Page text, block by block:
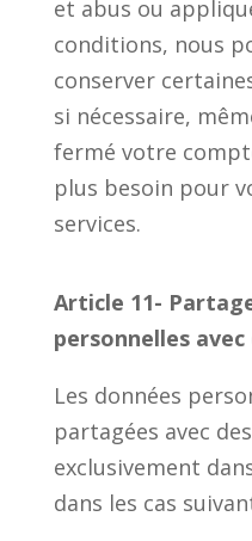
et abus ou
conditions, nous
conserver
si nécessaire,
fermé votre
plus besoin pour
services.
Article 11-
personnelles
Les données
partagées avec
exclusivement
dans les cas